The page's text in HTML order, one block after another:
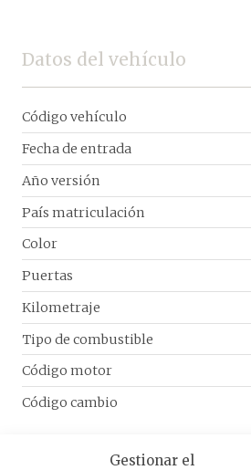
Gestionar el
Datos del vehículo
Código vehículo
Fecha de entrada
Año versión
País matriculación
Color
Puertas
Kilometraje
Tipo de combustible
Código motor
Código cambio